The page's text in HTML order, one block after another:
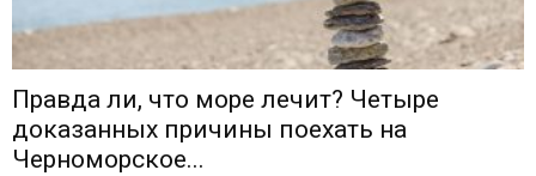
Правда ли, что море лечит? Четыре
доказанных причины поехать на
Черноморское...